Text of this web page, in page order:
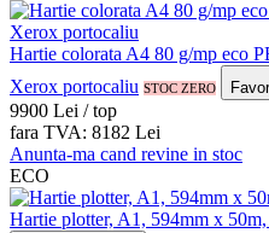
Hartie colorata A4 80 g/mp eco
Xerox portocaliu STOC ZERO
9900 Lei / top
fara TVA: 8182 Lei
Anunta-ma cand revine in stoc
ECO
Hartie plotter, A1, 594mm x